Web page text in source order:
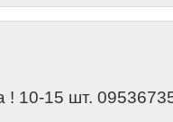
! 10-15 шт.